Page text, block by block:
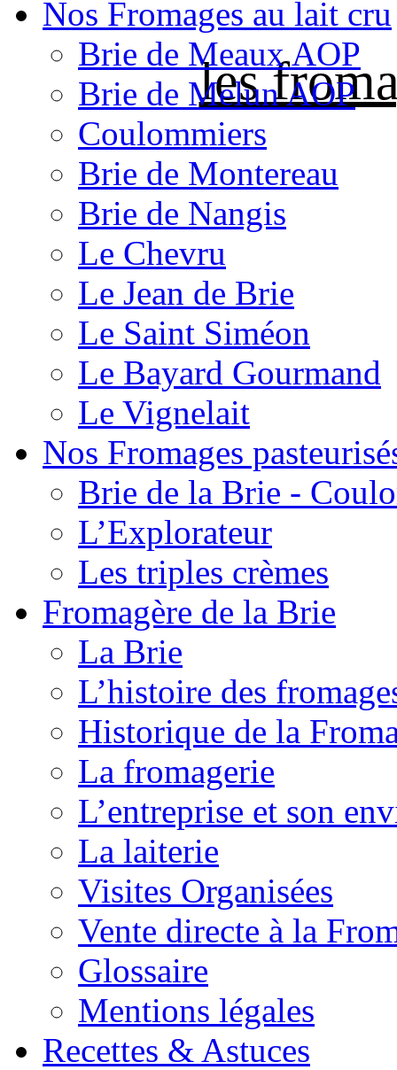
les
Nos Fromages au lait cru
Brie de Meaux AOP
Brie de Melun AOP
Coulommiers
Brie de Montereau
Brie de Nangis
Le Chevru
Le Jean de Brie
Le Saint Siméon
Le Bayard Gourmand
Le Vignelait
Nos Fromages
Brie de la Brie -
L’Explorateur
Les triples crèmes
Fromagère de la Brie
La Brie
L’histoire des
Historique de la
La fromagerie
L’entreprise et son
La laiterie
Visites Organisées
Vente directe à la
Glossaire
Mentions légales
Recettes & Astuces